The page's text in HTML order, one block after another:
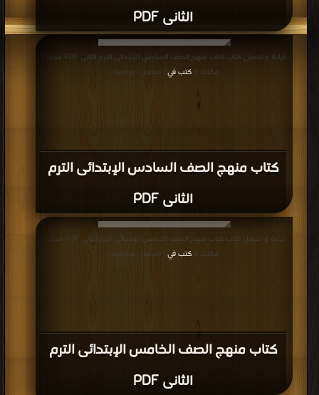
الثانى PDF
كتاب منهج الصف السادس الإبتدائى الترم
الثانى PDF
قراءة و تحميل كتاب كتاب منهج الصف السادس الإبتدائى الترم الثانى PDF مجانا |
مكتبة > كتب في | التحميل : مرة/مرات
كتاب منهج الصف الخامس الإبتدائى الترم
الثانى PDF
قراءة و تحميل كتاب كتاب منهج الصف الخامس الإبتدائى الترم الثانى PDF مجانا |
مكتبة > كتب في | التحميل : مرة/مرات